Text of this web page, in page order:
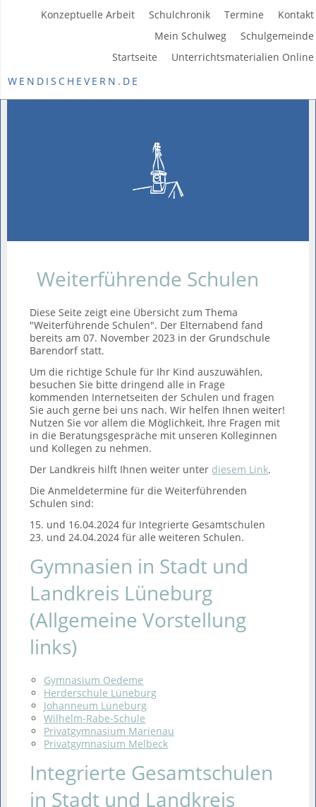
Kontakt
Termine
Schulchronik
Konzeptuelle Arbeit
Schulgemeinde
Mein Schulweg
Unterrichtsmaterialien Online
Startseite
WENDISCHEVERN.DE
Weiterführende Schulen
Diese Seite zeigt eine Übersicht zum Thema
"Weiterführende Schulen". Der Elternabend fand
bereits am 07. November 2023 in der Grundschule
Barendorf statt.
Um die richtige Schule für Ihr Kind auszuwählen,
besuchen Sie bitte dringend alle in Frage
kommenden Internetseiten der Schulen und fragen
Sie auch gerne bei uns nach. Wir helfen Ihnen weiter!
Nutzen Sie vor allem die Möglichkeit, Ihre Fragen mit
in die Beratungsgespräche mit unseren Kolleginnen
und Kollegen zu nehmen.
Der Landkreis hilft Ihnen weiter unter diesem Link.
Die Anmeldetermine für die Weiterführenden
Schulen sind:
15. und 16.04.2024 für Integrierte Gesamtschulen
23. und 24.04.2024 für alle weiteren Schulen.
Gymnasien in Stadt und
Landkreis Lüneburg
(Allgemeine Vorstellung
links)
Gymnasium Oedeme
Herderschule Lüneburg
Johanneum Lüneburg
Wilhelm-Rabe-Schule
Privatgymnasium Marienau
Privatgymnasium Melbeck
Integrierte Gesamtschulen
in Stadt und Landkreis